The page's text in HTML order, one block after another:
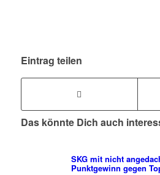
Eintrag teilen
Das könnte Dich auch
SKG mit nicht
Punktgewinn gegen